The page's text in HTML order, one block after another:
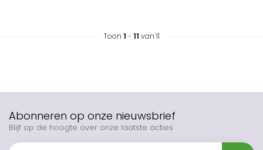
Toon 1 - 11 van 11
Abonneren op onze nieuwsbrief
Blijf op de hoogte over onze laatste acties